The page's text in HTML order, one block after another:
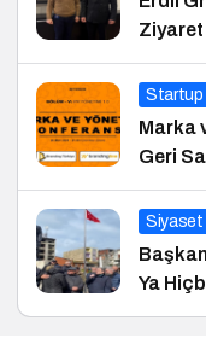
Ziyaret
Startup
Marka
Geri
Siyaset
Ya